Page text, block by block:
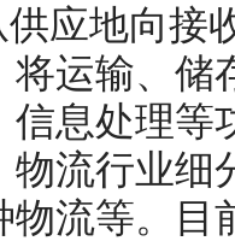
应地向接
将运输、储
信息处理等
物流行业
物流等。目